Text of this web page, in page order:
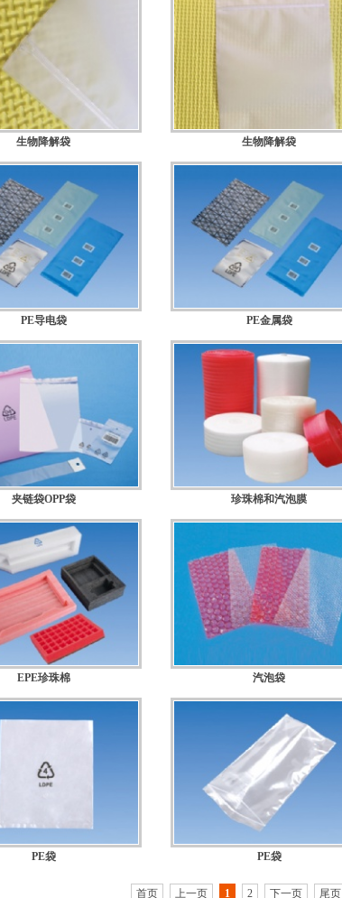
生物降解袋
规格：
生物降解袋
规格：
PE导电袋
规格：
PE金属袋
规格：
夹链袋OPP袋
规格：
珍珠棉和汽泡膜
规格：
EPE珍珠棉
规格：
汽泡袋
规格：
PE袋
PE袋
首页
上一页 1 2 下一页 尾页